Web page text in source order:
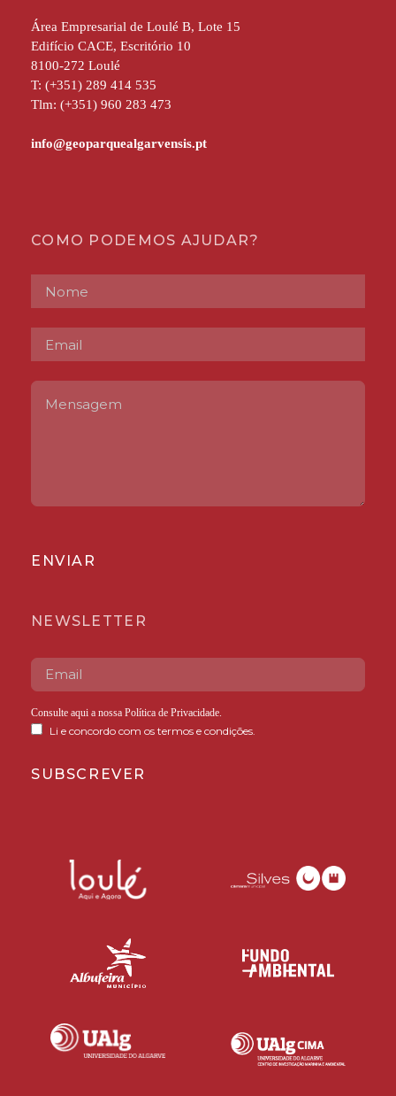
Área Empresarial de Loulé B, Lote 15
Edifício CACE, Escritório 10
8100-272 Loulé
T: (+351) 289 414 535
Tlm: (+351) 960 283 473
COMO PODEMOS AJUDAR?
ENVIAR
NEWSLETTER
Consulte aqui a nossa Política de Privacidade
Li e concordo com os termos e condições.